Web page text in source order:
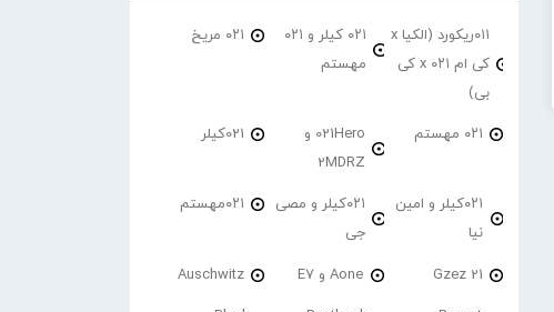
۰۱۱ریکورد (الکیا x
کی ام ۰۲۱ x کی
بی)
۰۲۱ کیلر و ۰۲۱
مهستم
۰۲۱ مریخ
۰۲۱ مهستم
021Hero و
2MDRZ
021کیلر
۰۲۱کیلر و امین
نیا
۰۲۱کیلر و مصی
جی
۰۲۱مهستم
21 Gzez Aone و E7 Auschwitz